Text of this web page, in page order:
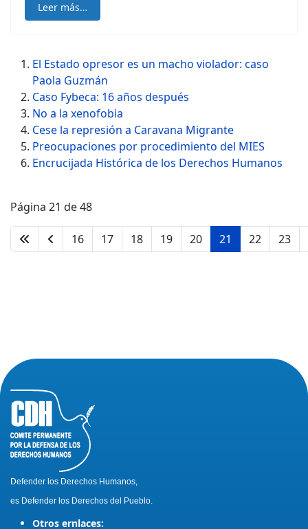
Leer más…
El Estado opresor es un macho violador: caso
Paola Guzmán
Caso Fybeca: 16 años después
No a la xenofobia
Cese la represión a Caravana Migrante
Preocupaciones por procedimiento del MIES
Encrucijada Histórica de los Derechos Humanos
Página 21 de 48
16 17 18 19 20 21 22 23
Defender los Derechos Humanos,
es Defender los Derechos del Pueblo.
Otros ernlaces: